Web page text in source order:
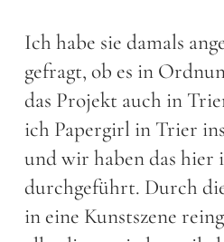
Ich habe sie damals
gefragt, ob es in
das Projekt auch in
ich Papergirl in Trier
und wir haben das hier
durchgeführt. Durch
in eine Kunstszene